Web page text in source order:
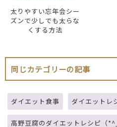
太りやすい忘年会シー
ズンで少しでも太らな
くする方法
同じカテゴリーの記事
ダイエット食事 ダイエットレ
高野豆腐のダイエットレシピ（